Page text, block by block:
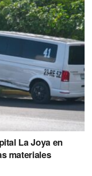
de las autoridades de
La Joya en
materiales